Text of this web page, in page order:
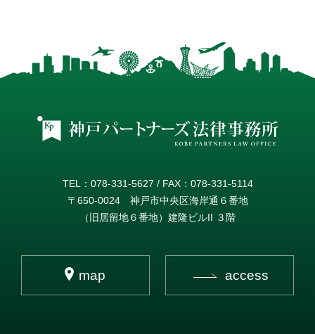
TEL：078-331-5627 / FAX：078-331-5114
〒650-0024 神戸市中央区海岸通６番地
（旧居留地６番地）建隆ビルII ３階
map access